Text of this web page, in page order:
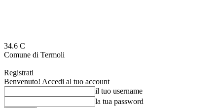
34.6 C
Comune di Termoli
Registrati
Benvenuto! Accedi al tuo account
il tuo username
la tua password